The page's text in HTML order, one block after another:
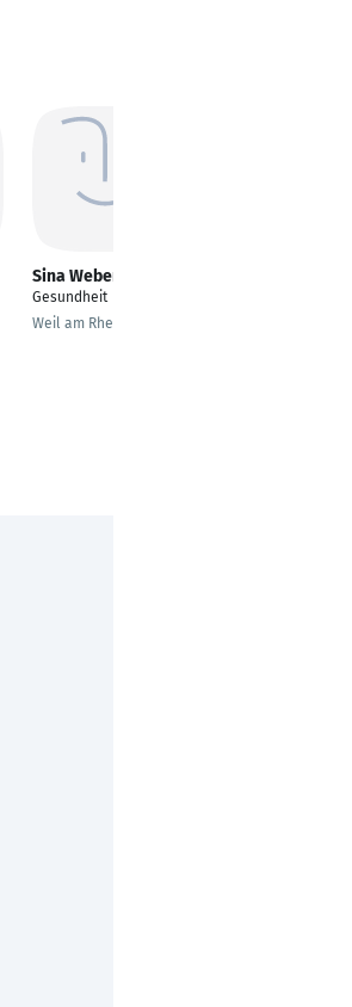
Sina Weber
Gesundheit
Weil am Rhein